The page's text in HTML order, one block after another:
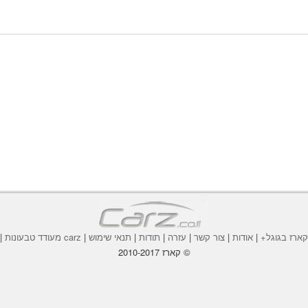
קארז בגוגל+ | אודות | צור קשר | עזרה | תודות | תנאי שימוש | carz מעודד טבעונות |
© קארז 2010-2017